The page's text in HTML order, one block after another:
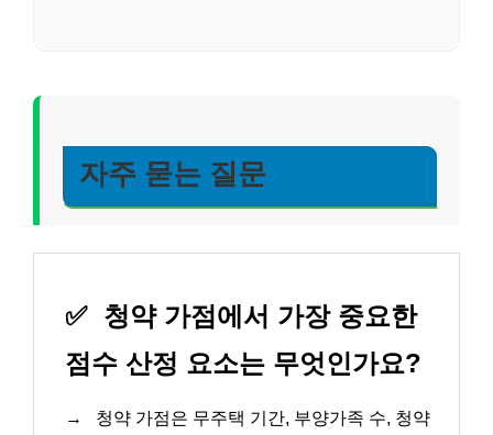
자주 묻는 질문
✅ 청약 가점에서 가장 중요한
점수 산정 요소는 무엇인가요?
→
청약 가점은 무주택 기간, 부양가족 수, 청약